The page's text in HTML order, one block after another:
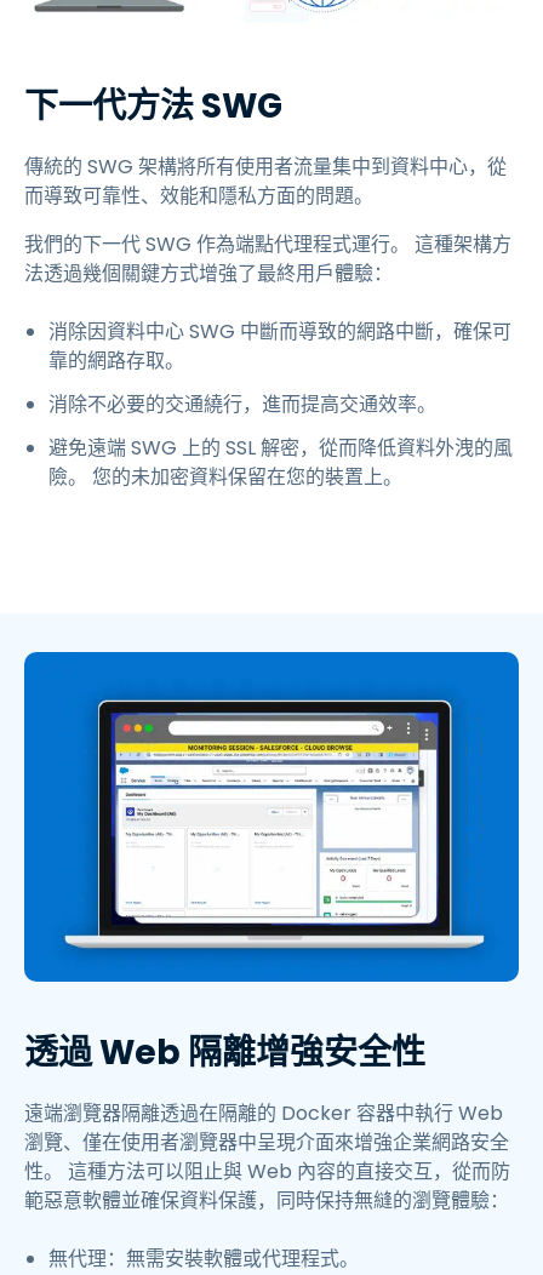
下一代方法 SWG
傳統的 SWG 架構將所有使用者流量集中到資料中心，從
而導致可靠性、效能和隱私方面的問題。
我們的下一代 SWG 作為端點代理程式運行。 這種架構方
法透過幾個關鍵方式增強了最終用戶體驗：
消除因資料中心 SWG 中斷而導致的網路中斷，確保可
靠的網路存取。
消除不必要的交通繞行，進而提高交通效率。
避免遠端 SWG 上的 SSL 解密，從而降低資料外洩的風
險。 您的未加密資料保留在您的裝置上。
透過 Web 隔離增強安全性
遠端瀏覽器隔離透過在隔離的 Docker 容器中執行 Web
瀏覽、僅在使用者瀏覽器中呈現介面來增強企業網路安全
性。 這種方法可以阻止與 Web 內容的直接交互，從而防
範惡意軟體並確保資料保護，同時保持無縫的瀏覽體驗：
無代理：無需安裝軟體或代理程式。